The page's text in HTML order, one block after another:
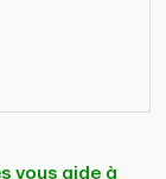
vous aide à